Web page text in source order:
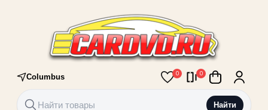
Columbus 0 0
Найти